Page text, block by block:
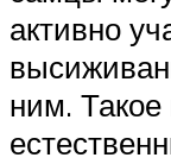
активно
ним. Такое